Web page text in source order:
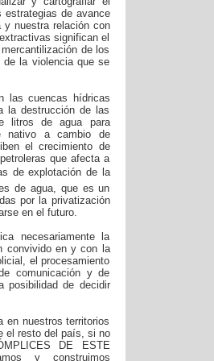
estrategias de avance
nuestra relación con
significan el
de los
la violencia que se
las cuencas hídricas
la destrucción de las
litros de agua para
nativo a cambio de
el crecimiento de
que afecta a
de explotación de la
de agua, que es un
por la privatización
en el futuro.
necesariamente la
convivido en y con la
el procesamiento
comunicación y de
posibilidad de decidir
en nuestros territorios
el resto del país, si no
DE ESTE
y construimos